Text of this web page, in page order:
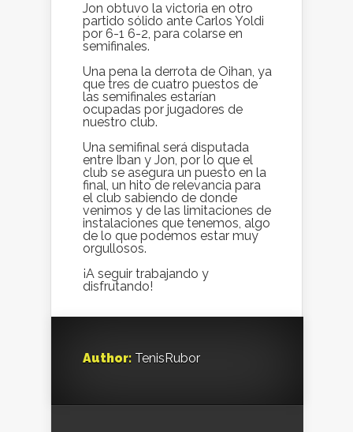
Jon obtuvo la victoria en otro
partido sólido ante Carlos Yoldi
por 6-1 6-2, para colarse en
semifinales.
Una pena la derrota de Oihan, ya
que tres de cuatro puestos de
las semifinales estarían
ocupadas por jugadores de
nuestro club.
Una semifinal será disputada
entre Iban y Jon, por lo que el
club se asegura un puesto en la
final, un hito de relevancia para
el club sabiendo de donde
venimos y de las limitaciones de
instalaciones que tenemos, algo
de lo que podemos estar muy
orgullosos.
¡A seguir trabajando y
disfrutando!
Author: TenisRubor